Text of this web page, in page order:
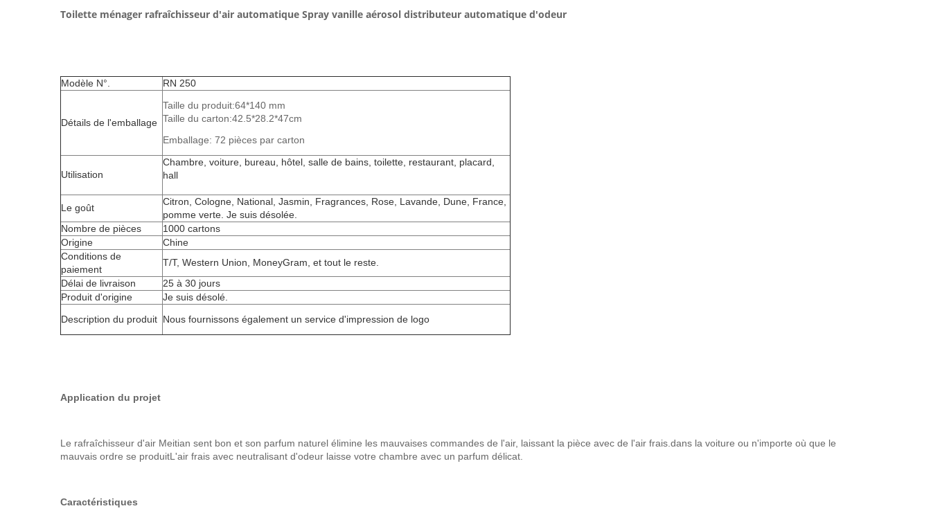
Toilette ménager rafraîchisseur d'air automatique Spray vanille aérosol distributeur automatique d'odeur
Modèle N°. RN 250
Détails de l'emballage
Taille du produit:64*140 mm
Taille du carton:42.5*28.2*47cm
Emballage: 72 pièces par carton
Utilisation
Chambre, voiture, bureau, hôtel, salle de bains, toilette, restaurant, placard,
hall
Le goût
Citron, Cologne, National, Jasmin, Fragrances, Rose, Lavande, Dune, France,
pomme verte. Je suis désolée.
Nombre de pièces
1000 cartons
Origine
Chine
Conditions de
paiement
T/T, Western Union, MoneyGram, et tout le reste.
Délai de livraison
25 à 30 jours
Produit d'origine
Je suis désolé.
Description du produit Nous fournissons également un service d'impression de logo
Application du projet
Le rafraîchisseur d'air Meitian sent bon et son parfum naturel élimine les mauvaises commandes de l'air, laissant la pièce avec de l'air frais.dans la voiture ou n'importe où que le
mauvais ordre se produitL'air frais avec neutralisant d'odeur laisse votre chambre avec un parfum délicat.
Caractéristiques